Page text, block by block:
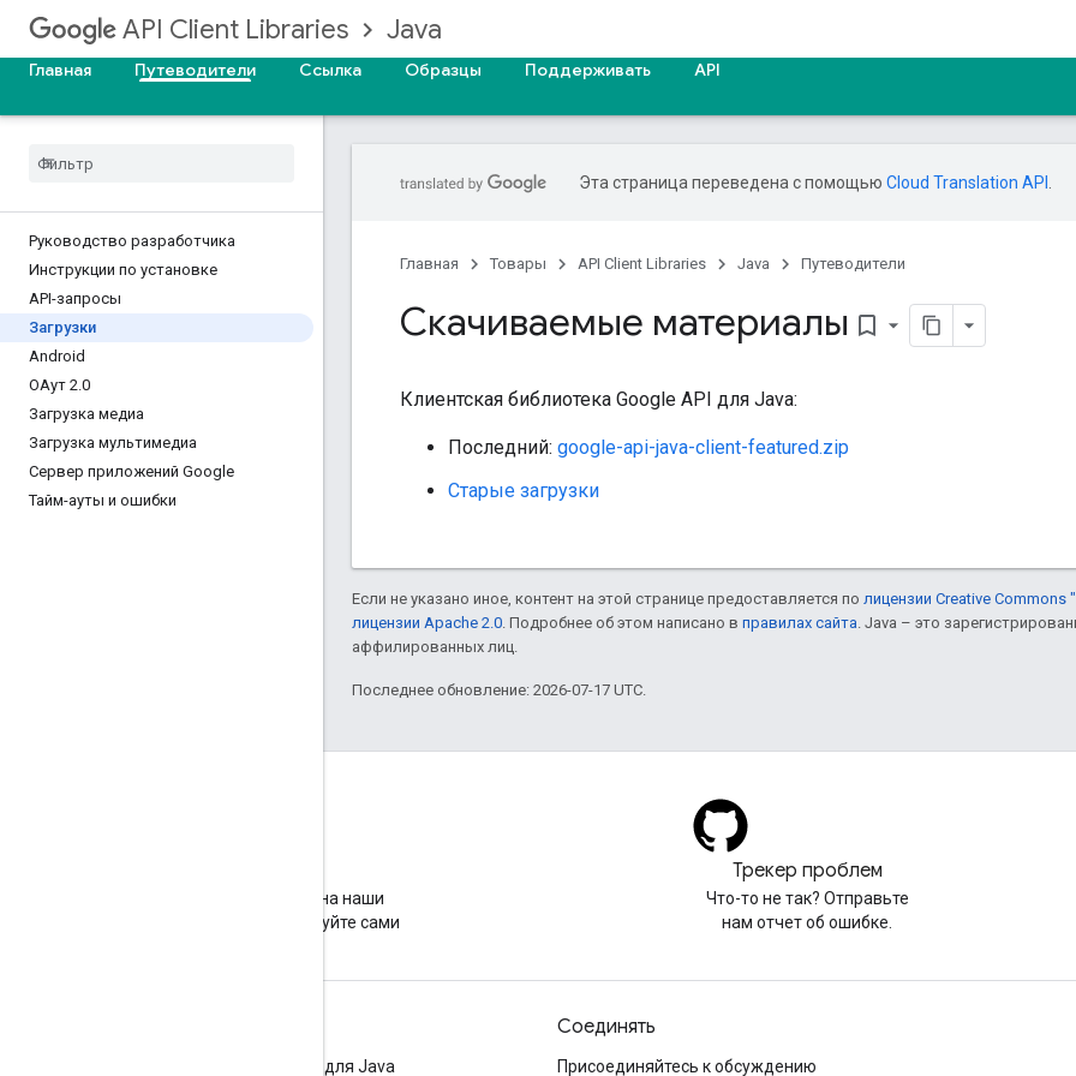
API Client Libraries Java
Главная Путеводители Ссылка Образцы Поддерживать API
Руководство разработчика
Инструкции по установке
API-запросы
Загрузки
Android
ОАут 2.0
Загрузка медиа
Загрузка мультимедиа
Сервер приложений Google
Тайм-ауты и ошибки
Эта страница переведена с помощью Cloud Translation API
Главная Товары API Client Libraries Java Путеводители
Скачиваемые материалы bookmark_border
Клиентская библиотека Google API для Java:
Последний: google-api-java-client-featured.zip
Старые загрузки
Если не указано иное, контент на этой странице предоставляется по лицензии Creative
лицензии Apache 2.0 . Подробнее об этом написано в правилах сайта . Java – это
аффилированных лиц.
Последнее обновление: 2026-07-17 UTC.
Раскошельтесь на наши
образцы и попробуйте сами
Трекер проблем
Что-то не так? Отправьте
нам отчет об ошибке.
Клиентская библиотека Google HTTP для Java
Соединять
Присоединяйтесь к обсуждению